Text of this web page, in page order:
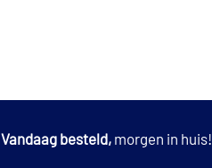
Vandaag besteld, morgen in huis!